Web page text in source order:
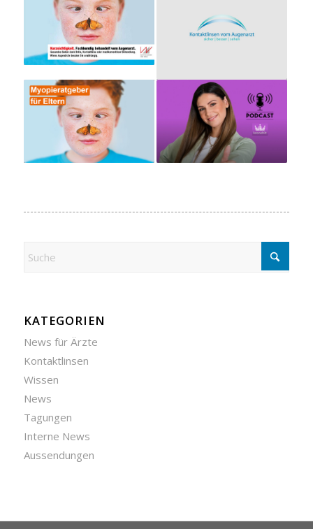
KATEGORIEN
News für Ärzte
Kontaktlinsen
Wissen
News
Tagungen
Interne News
Aussendungen